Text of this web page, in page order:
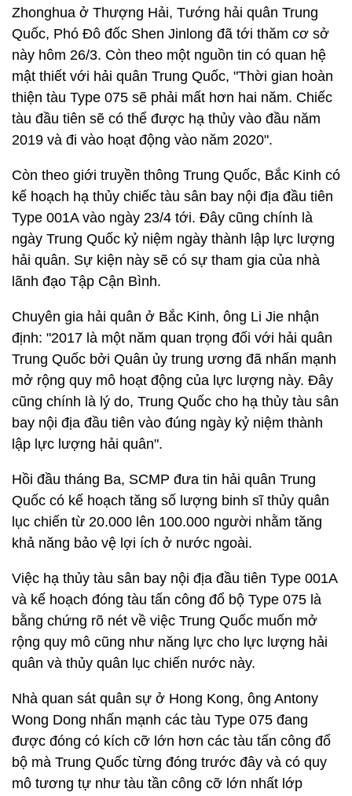
Zhonghua ở Thượng Hải, Tướng hải quân Trung
Quốc, Phó Đô đốc Shen Jinlong đã tới thăm cơ sở
này hôm 26/3. Còn theo một nguồn tin có quan hệ
mật thiết với hải quân Trung Quốc, "Thời gian hoàn
thiện tàu Type 075 sẽ phải mất hơn hai năm. Chiếc
tàu đầu tiên sẽ có thể được hạ thủy vào đầu năm
2019 và đi vào hoạt động vào năm 2020".
Còn theo giới truyền thông Trung Quốc, Bắc Kinh có
kế hoạch hạ thủy chiếc tàu sân bay nội địa đầu tiên
Type 001A vào ngày 23/4 tới. Đây cũng chính là
ngày Trung Quốc kỷ niệm ngày thành lập lực lượng
hải quân. Sự kiện này sẽ có sự tham gia của nhà
lãnh đạo Tập Cận Bình.
Chuyên gia hải quân ở Bắc Kinh, ông Li Jie nhận
định: "2017 là một năm quan trọng đối với hải quân
Trung Quốc bởi Quân ủy trung ương đã nhấn mạnh
mở rộng quy mô hoạt động của lực lượng này. Đây
cũng chính là lý do, Trung Quốc cho hạ thủy tàu sân
bay nội địa đầu tiên vào đúng ngày kỷ niệm thành
lập lực lượng hải quân".
Hồi đầu tháng Ba, SCMP đưa tin hải quân Trung
Quốc có kế hoạch tăng số lượng binh sĩ thủy quân
lục chiến từ 20.000 lên 100.000 người nhằm tăng
khả năng bảo vệ lợi ích ở nước ngoài.
Việc hạ thủy tàu sân bay nội địa đầu tiên Type 001A
và kế hoạch đóng tàu tấn công đổ bộ Type 075 là
bằng chứng rõ nét về việc Trung Quốc muốn mở
rộng quy mô cũng như năng lực cho lực lượng hải
quân và thủy quân lục chiến nước này.
Nhà quan sát quân sự ở Hong Kong, ông Antony
Wong Dong nhấn mạnh các tàu Type 075 đang
được đóng có kích cỡ lớn hơn các tàu tấn công đổ
bộ mà Trung Quốc từng đóng trước đây và có quy
mô tương tự như tàu tần công cỡ lớn nhất lớp